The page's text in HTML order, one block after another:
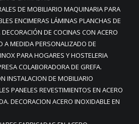
DE MOBILIARIO MAQUINARIA PARA
ENCIMERAS LÁMINAS PLANCHAS DE
DE COCINAS CON ACERO
A MEDIDA PERSONALIZADO DE
PARA HOGARES Y HOSTELERIA
COLABORADORA DE GREFA.
INSTALACION DE MOBILIARIO
PANELES REVESTIMIENTOS EN ACERO
DECORACION ACERO INOXIDABLE EN